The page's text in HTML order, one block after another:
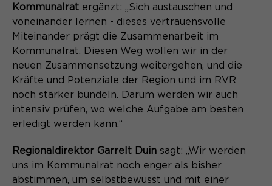
Laufzeit
Schließen des Browsers wieder
gelöscht.
Zweck
PHPs Standard Sitzungs- Identifikation
Name
Laufzeit Ende der Sitzung
Name _pk_ref.*
Anbieter Matomo
Laufzeit 6 Monate
Zweck Speichert die Herkunft des Besuchers.
Name MATOMO_SESSID
Kommunalrat ergänzt: „Sich austauschen und
voneinander lernen - dieses vertrauensvolle
Miteinander prägt die Zusammenarbeit im
Kommunalrat. Diesen Weg wollen wir in der
neuen Zusammensetzung weitergehen, und die
Kräfte und Potenziale der Region und im RVR
noch stärker bündeln. Darum werden wir auch
intensiv prüfen, wo welche Aufgabe am besten
erledigt werden kann.“
Regionaldirektor Garrelt Duin sagt: „Wir werden
uns im Kommunalrat noch enger als bisher
abstimmen, um selbstbewusst und mit einer